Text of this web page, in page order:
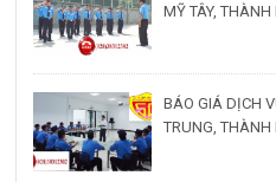
MỸ TÂY,
BÁO GIÁ DỊCH
TRUNG, THÀNH